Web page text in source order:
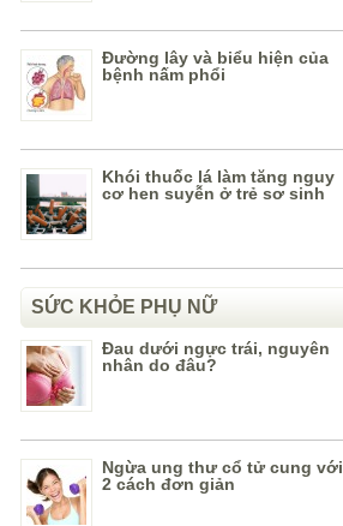
Đường lây và biểu hiện của
bệnh nấm phổi
Khói thuốc lá làm tăng nguy
cơ hen suyễn ở trẻ sơ sinh
SỨC KHỎE PHỤ NỮ
Đau dưới ngực trái, nguyên
nhân do đâu?
Ngừa ung thư cổ tử cung với
2 cách đơn giản